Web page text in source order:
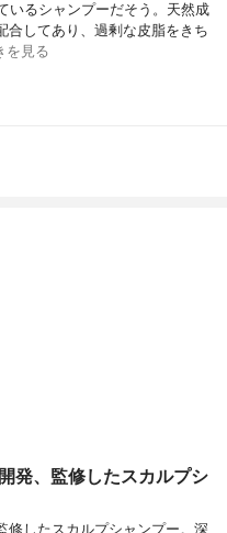
いるシャンプーだそう。天然成
合してあり、過剰な皮脂をきち
を見る
発、監修したスカルプシ
修したスカルプシャンプー。深